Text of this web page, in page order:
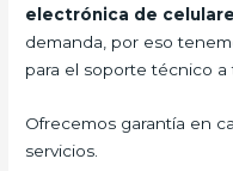
electrónica de
demanda, por eso
para el soporte técnico a
Ofrecemos garantía en
servicios.